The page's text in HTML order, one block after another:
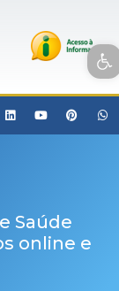
Open toolbar
Saúde
online e